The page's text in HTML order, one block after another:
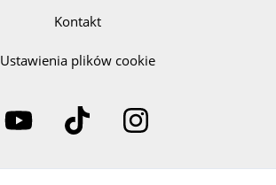
Kontakt
Ustawienia plików cookie